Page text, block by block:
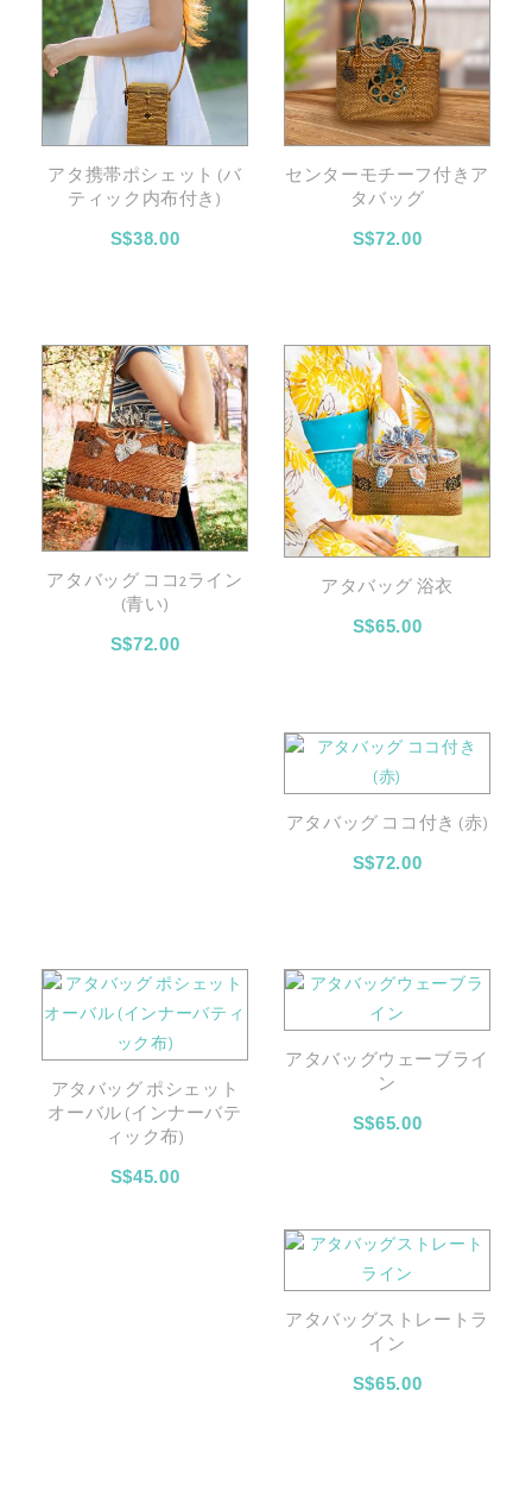
アタ携帯ポシェット (バ
ティック内布付き)
S$38.00
センターモチーフ付きア
タバッグ
S$72.00
アタバッグ ココ2ライン
(青い)
S$72.00
アタバッグ 浴衣
S$65.00
アタバッグ ココ付き (赤)
S$72.00
アタバッグ ポシェット
オーバル (インナーバテ
ィック布)
S$45.00
アタバッグウェーブライ
ン
S$65.00
アタバッグストレートラ
イン
S$65.00